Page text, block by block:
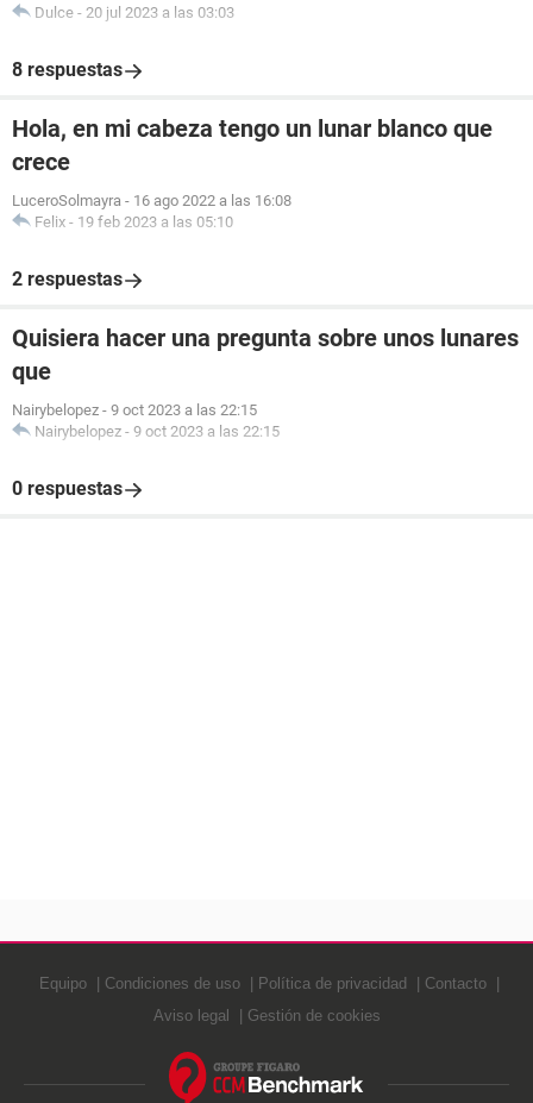
Dulce - 20 jul 2023 a las 03:03
8 respuestas
Hola, en mi cabeza tengo un lunar blanco que
crece
LuceroSolmayra - 16 ago 2022 a las 16:08
Felix - 19 feb 2023 a las 05:10
2 respuestas
Quisiera hacer una pregunta sobre unos lunares
que
Nairybelopez - 9 oct 2023 a las 22:15
Nairybelopez - 9 oct 2023 a las 22:15
0 respuestas
Equipo Condiciones de uso Política de privacidad
Contacto
Aviso legal
Gestión de cookies